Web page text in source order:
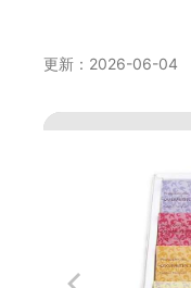
更新：2026-06-04